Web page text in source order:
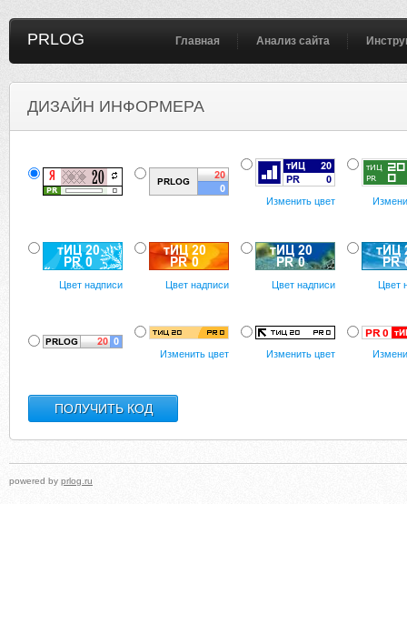
PRLOG Главная Анализ сайта
ДИЗАЙН ИНФОРМЕРА
Изменить цвет
Цвет надписи Цвет надписи Цвет надписи Цвет
Изменить цвет Изменить цвет
powered by prlog.ru